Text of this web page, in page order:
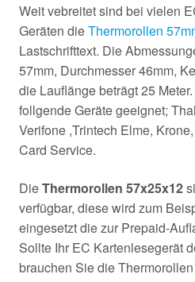
Weit vebreitet sind bei vielen
Geräten dieThermorollen
Lastschrifttext. Die
57mm, Durchmesser 46mm,
die Lauflänge beträgt 25
follgende Geräte geeignet;
Verifone ,Trintech Elme,
Card Service.
DieThermorollen 57x25x12
verfügbar, diese wird zum
eingesetzt die zur Prepaid-
Sollte Ihr EC Kartenlesegerät
brauchen Sie die